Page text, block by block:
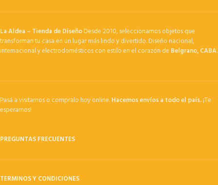
La Aldea – Tienda de DiseñoDesde 2010, seleccionamos objetos que
transforman tu casa en un lugar más lindo y divertido. Diseño nacional,
internacional y electrodomésticos con estilo en el corazón de Belgrano, CABA.
Pasá a visitarnos o compralo hoy online.Hacemos envíos a todo el país.¡Te
esperamos!
PREGUNTAS FRECUENTES
TERMINOS Y CONDICIONES